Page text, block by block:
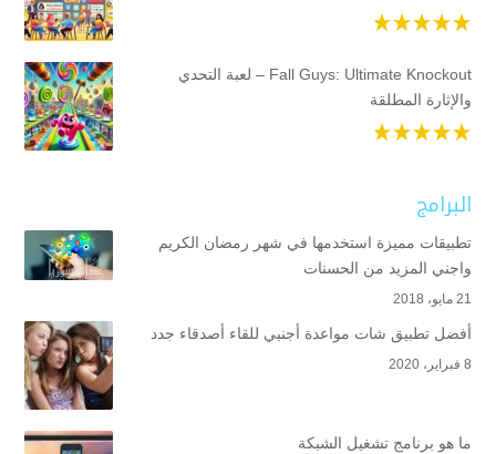
Fall Guys: Ultimate Knockout – لعبة التحدي
والإثارة المطلقة
البرامج
تطبيقات مميزة استخدمها في شهر رمضان الكريم
واجني المزيد من الحسنات
21 مايو، 2018
أفضل تطبيق شات مواعدة أجنبي للقاء أصدقاء جدد
8 فبراير، 2020
ما هو برنامج تشغيل الشبكة